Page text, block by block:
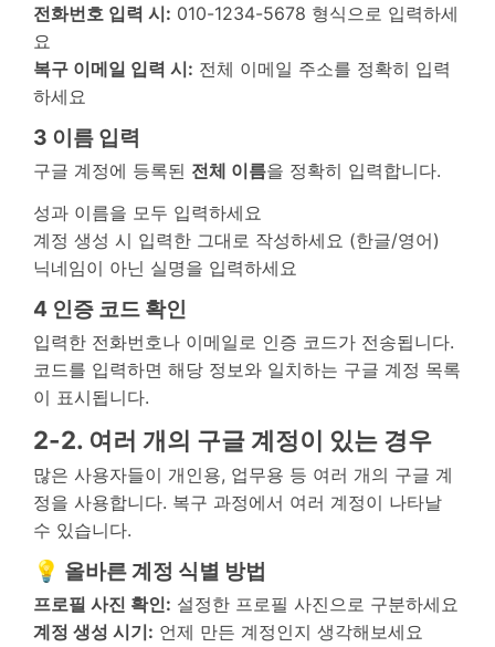
전화번호 입력 시: 010-1234-5678 형식으로 입력하세
요
복구 이메일 입력 시: 전체 이메일 주소를 정확히 입력
하세요
3 이름 입력
구글 계정에 등록된 전체 이름을 정확히 입력합니다.
성과 이름을 모두 입력하세요
계정 생성 시 입력한 그대로 작성하세요 (한글/영어)
닉네임이 아닌 실명을 입력하세요
4 인증 코드 확인
입력한 전화번호나 이메일로 인증 코드가 전송됩니다.
코드를 입력하면 해당 정보와 일치하는 구글 계정 목록
이 표시됩니다.
2-2. 여러 개의 구글 계정이 있는 경우
많은 사용자들이 개인용, 업무용 등 여러 개의 구글 계
정을 사용합니다. 복구 과정에서 여러 계정이 나타날
수 있습니다.
💡 올바른 계정 식별 방법
프로필 사진 확인: 설정한 프로필 사진으로 구분하세요
계정 생성 시기: 언제 만든 계정인지 생각해보세요